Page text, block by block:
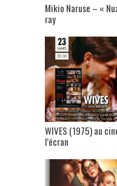
Mikio Naruse – «
ray
WIVES (1975) au
l’écran